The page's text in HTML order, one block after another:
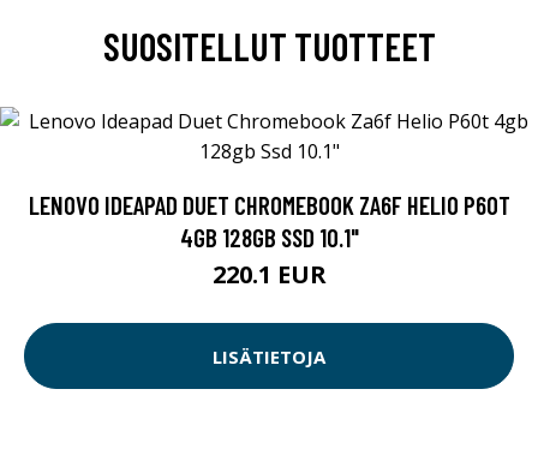
SUOSITELLUT TUOTTEET
LENOVO IDEAPAD DUET CHROMEBOOK ZA6F HELIO P60T
4GB 128GB SSD 10.1"
220.1 EUR
LISÄTIETOJA